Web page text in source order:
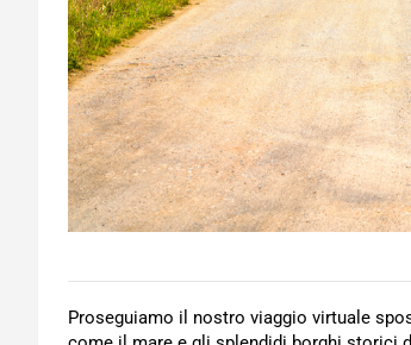
Proseguiamo il nostro viaggio virtuale